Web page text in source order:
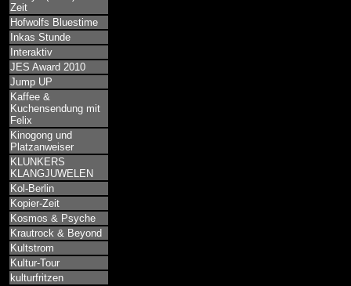
Zeit
Hofwolfs Bluestime
Inkas Stunde
Interaktiv
JES Award 2010
Jump UP
Kaffee &
Kuchensendung mit
Felix
Kinogong und
Platzanweiser
KLUNKERS
KLANGJUWELEN
Kol-Berlin
Kopier-Zeit
Kosmos & Psyche
Krautrock & Beyond
Kultstrom
Kultur-Tour
kulturfritzen